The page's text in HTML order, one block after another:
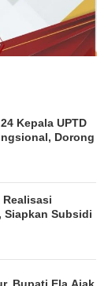
Kepala UPTD
Dorong
Siapkan Subsidi